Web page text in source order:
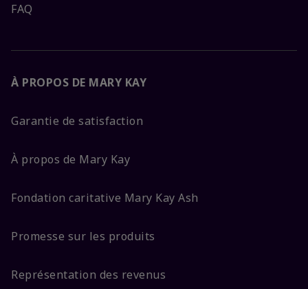
FAQ
À PROPOS DE MARY KAY
Garantie de satisfaction
À propos de Mary Kay
Fondation caritative Mary Kay Ash
Promesse sur les produits
Représentation des revenus